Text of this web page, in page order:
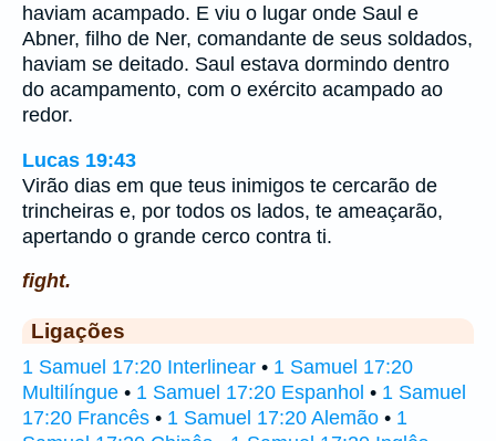
haviam acampado. E viu o lugar onde Saul e
Abner, filho de Ner, comandante de seus soldados,
haviam se deitado. Saul estava dormindo dentro
do acampamento, com o exército acampado ao
redor.
Lucas 19:43
Virão dias em que teus inimigos te cercarão de
trincheiras e, por todos os lados, te ameaçarão,
apertando o grande cerco contra ti.
fight.
Ligações
1 Samuel 17:20 Interlinear • 1 Samuel 17:20
Multilíngue • 1 Samuel 17:20 Espanhol • 1 Samuel
17:20 Francês • 1 Samuel 17:20 Alemão • 1